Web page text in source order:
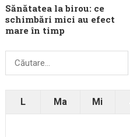
Sănătatea la birou: ce
schimbări mici au efect
mare în timp
Caută
L Ma Mi